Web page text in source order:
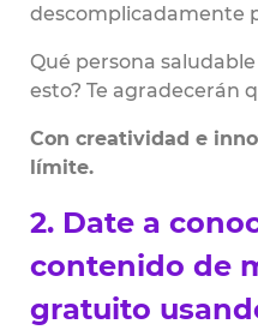
descomplicadamente
Qué persona
esto? Te agradecerán
Con creatividad e
límite.
2. Date a
contenido de
gratuito